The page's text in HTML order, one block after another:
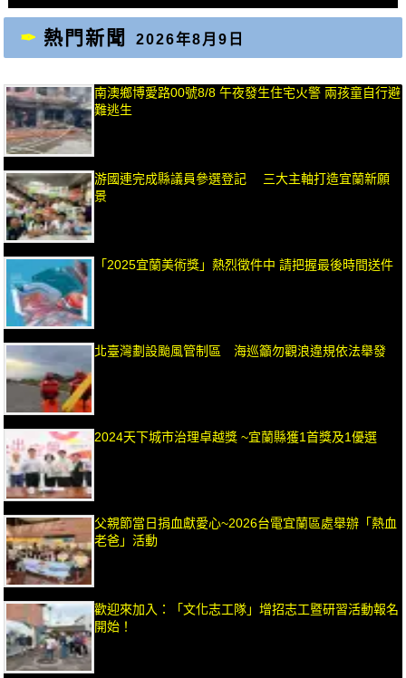
熱門新聞 2026年8月9日
南澳鄉博愛路00號8/8 午夜發生住宅火警 兩孩童自行避
難逃生
游國連完成縣議員參選登記 三大主軸打造宜蘭新願
景
「2025宜蘭美術獎」熱烈徵件中 請把握最後時間送件
北臺灣劃設颱風管制區 海巡籲勿觀浪違規依法舉發
2024天下城市治理卓越獎 ~宜蘭縣獲1首獎及1優選
父親節當日捐血獻愛心~2026台電宜蘭區處舉辦「熱血
老爸」活動
歡迎來加入：「文化志工隊」增招志工暨研習活動報名
開始！